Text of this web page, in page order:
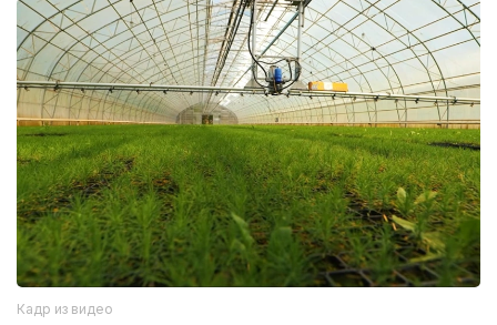
Кадр из видео